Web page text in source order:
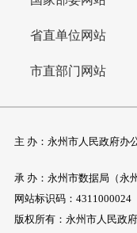
省直单位网站
市直部门网站
主 办：永州市人民政府办
承 办：永州市数据局（永
网站标识码：4311000024
版权所有：永州市人民政